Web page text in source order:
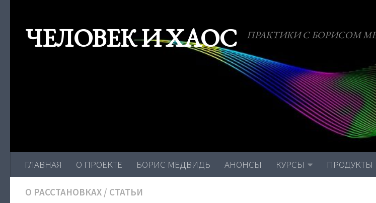
ЧЕЛОВЕК И ХАОС ПРАКТИКИ С БОРИСОМ
ГЛАВНАЯ О ПРОЕКТЕ БОРИС МЕДВИДЬ АНОНСЫ КУРСЫ ПРОДУКТЫ
О РАССТАНОВКАХ / СТАТЬИ